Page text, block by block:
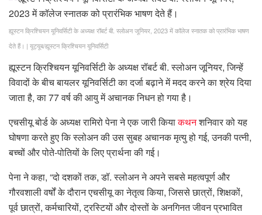
ह्यूस्टन क्रिश्चियन यूनिवर्सिटी के अध्यक्ष रॉबर्ट बी. स्लोअन जूनियर, 2023 में कॉलेज स्नातक को प्रारंभिक भाषण
देते हैं। | यूट्यूब/ह्यूस्टन क्रिश्चियन यूनिवर्सिटी
ह्यूस्टन क्रिश्चियन यूनिवर्सिटी के अध्यक्ष रॉबर्ट बी. स्लोअन जूनियर, जिन्हें
विवादों के बीच बायलर यूनिवर्सिटी का दर्जा बढ़ाने में मदद करने का श्रेय दिया
जाता है, का 77 वर्ष की आयु में अचानक निधन हो गया है।
एचसीयू बोर्ड के अध्यक्ष रामिरो पेना ने एक जारी कियाकथनशनिवार को यह
घोषणा करते हुए कि स्लोअन की उस सुबह अचानक मृत्यु हो गई, उनकी पत्नी,
बच्चों और पोते-पोतियों के लिए प्रार्थना की गई।
पेना ने कहा, “दो दशकों तक, डॉ. स्लोअन ने अपने सबसे महत्वपूर्ण और
गौरवशाली वर्षों के दौरान एचसीयू का नेतृत्व किया, जिससे छात्रों, शिक्षकों,
पूर्व छात्रों, कर्मचारियों, ट्रस्टियों और दोस्तों के अनगिनत जीवन प्रभावित